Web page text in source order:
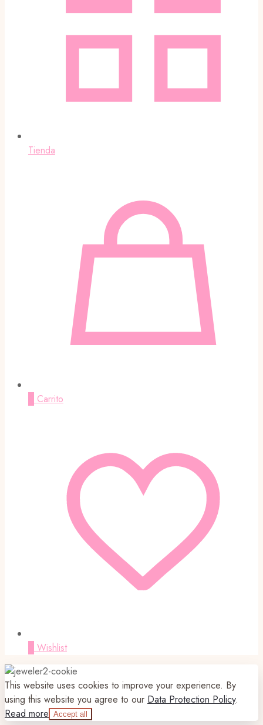
Tienda
Carrito
Wishlist
This website uses cookies to improve your experience. By
using this website you agree to our Data Protection Policy.
Read more Accept all